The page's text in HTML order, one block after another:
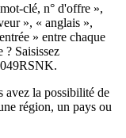
clé, n° d'offre »,
», « anglais »,
» entre chaque
? Saisissez
049RSNK.
avez la possibilité de
région, un pays ou